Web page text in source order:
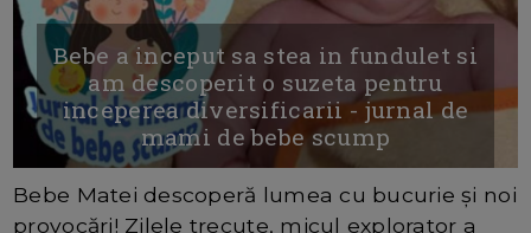
Bebe a inceput sa stea in fundulet si
am descoperit o suzeta pentru
inceperea diversificarii - jurnal de
mami de bebe scump
Bebe Matei descoperă lumea cu bucurie și noi
provocări! Zilele trecute, micul explorator a